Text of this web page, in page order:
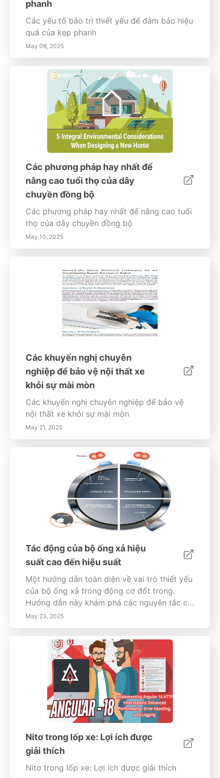
phanh
Các yếu tố bảo trì thiết yếu để đảm bảo hiệu
quả của kẹp phanh
May 08, 2025
Các phương pháp hay nhất để
nâng cao tuổi thọ của dây
chuyền đồng bộ
Các phương pháp hay nhất để nâng cao tuổi
thọ của dây chuyền đồng bộ
May 10, 2025
Các khuyến nghị chuyên
nghiệp để bảo vệ nội thất xe
khỏi sự mài mòn
Các khuyến nghị chuyên nghiệp để bảo vệ
nội thất xe khỏi sự mài mòn
May 21, 2025
Tác động của bộ ống xả hiệu
suất cao đến hiệu suất
Một hướng dẫn toàn diện về vai trò thiết yếu
của bộ ống xả trong động cơ đốt trong.
Hướng dẫn này khám phá các nguyên tắc cơ
bản của thiết kế bộ ống xả, nhấn mạnh cách
chúng cải thiện hiệu suất.
May 23, 2025
Nitơ trong lốp xe: Lợi ích được
giải thích
Nitơ trong lốp xe: Lợi ích được giải thích